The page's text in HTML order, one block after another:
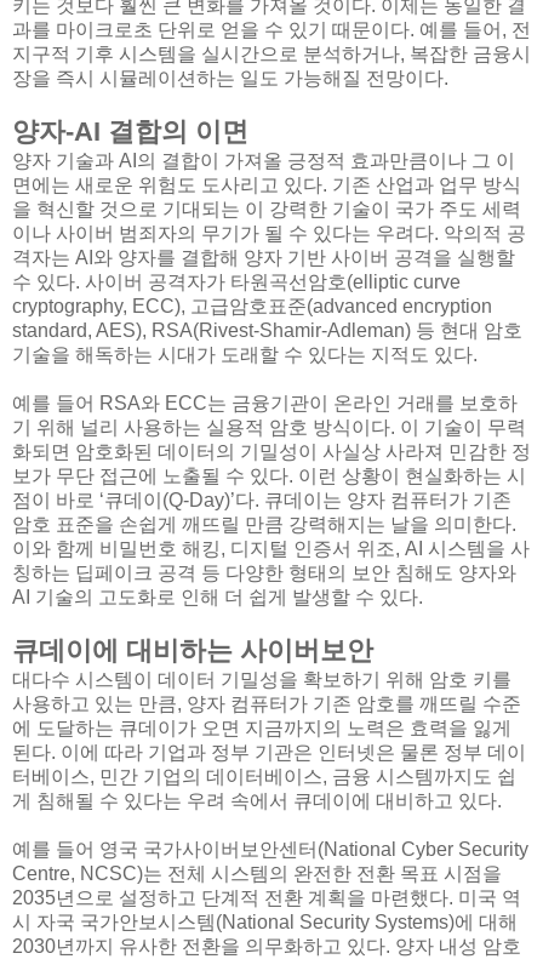
키는 것보다 훨씬 큰 변화를 가져올 것이다. 이제는 동일한 결
과를 마이크로초 단위로 얻을 수 있기 때문이다. 예를 들어, 전
지구적 기후 시스템을 실시간으로 분석하거나, 복잡한 금융시
장을 즉시 시뮬레이션하는 일도 가능해질 전망이다.
양자-AI 결합의 이면
양자 기술과 AI의 결합이 가져올 긍정적 효과만큼이나 그 이
면에는 새로운 위험도 도사리고 있다. 기존 산업과 업무 방식
을 혁신할 것으로 기대되는 이 강력한 기술이 국가 주도 세력
이나 사이버 범죄자의 무기가 될 수 있다는 우려다. 악의적 공
격자는 AI와 양자를 결합해 양자 기반 사이버 공격을 실행할
수 있다. 사이버 공격자가 타원곡선암호(elliptic curve
cryptography, ECC), 고급암호표준(advanced encryption
standard, AES), RSA(Rivest-Shamir-Adleman) 등 현대 암호
기술을 해독하는 시대가 도래할 수 있다는 지적도 있다.
예를 들어 RSA와 ECC는 금융기관이 온라인 거래를 보호하
기 위해 널리 사용하는 실용적 암호 방식이다. 이 기술이 무력
화되면 암호화된 데이터의 기밀성이 사실상 사라져 민감한 정
보가 무단 접근에 노출될 수 있다. 이런 상황이 현실화하는 시
점이 바로 ‘큐데이(Q-Day)’다. 큐데이는 양자 컴퓨터가 기존
암호 표준을 손쉽게 깨뜨릴 만큼 강력해지는 날을 의미한다.
이와 함께 비밀번호 해킹, 디지털 인증서 위조, AI 시스템을 사
칭하는 딥페이크 공격 등 다양한 형태의 보안 침해도 양자와
AI 기술의 고도화로 인해 더 쉽게 발생할 수 있다.
큐데이에 대비하는 사이버보안
대다수 시스템이 데이터 기밀성을 확보하기 위해 암호 키를
사용하고 있는 만큼, 양자 컴퓨터가 기존 암호를 깨뜨릴 수준
에 도달하는 큐데이가 오면 지금까지의 노력은 효력을 잃게
된다. 이에 따라 기업과 정부 기관은 인터넷은 물론 정부 데이
터베이스, 민간 기업의 데이터베이스, 금융 시스템까지도 쉽
게 침해될 수 있다는 우려 속에서 큐데이에 대비하고 있다.
예를 들어 영국 국가사이버보안센터(National Cyber Security
Centre, NCSC)는 전체 시스템의 완전한 전환 목표 시점을
2035년으로 설정하고 단계적 전환 계획을 마련했다. 미국 역
시 자국 국가안보시스템(National Security Systems)에 대해
2030년까지 유사한 전환을 의무화하고 있다. 양자 내성 암호